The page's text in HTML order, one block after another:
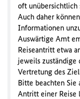
oft unübersichtlich
Auch daher
Informationen
Auswärtige Amt
Reiseantritt etwa
jeweils zuständige
Vertretung des
Bitte beachten Sie
Antritt einer